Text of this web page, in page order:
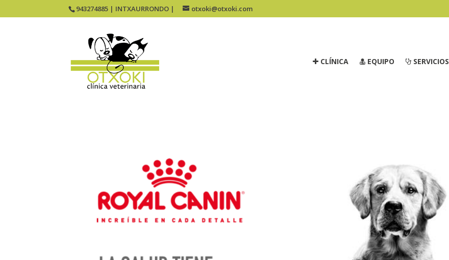
943274885 | INTXAURRONDO | otxoki@otxoki.com
CLÍNICA EQUIPO SERVICIOS